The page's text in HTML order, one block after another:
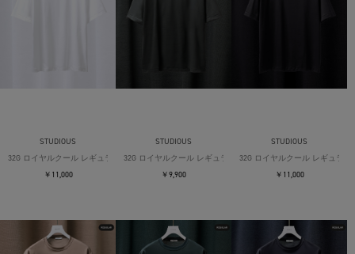
STUDIOUS
32G ロイヤルクール レギュラーTシャツ
￥11,000
STUDIOUS
32G ロイヤルクール レギュラーTシャツ
￥9,900
STUDIOUS
32G ロイヤルクール レギュラー
￥11,000